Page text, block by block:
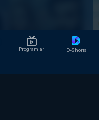
Programlar D-Shorts